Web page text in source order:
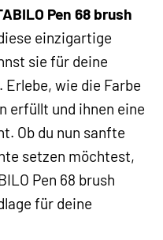
Pen 68 brush
einzigartige
sie für deine
wie die Farbe
erfüllt und ihnen eine
Ob du nun sanfte
setzen möchtest,
Pen 68 brush
für deine